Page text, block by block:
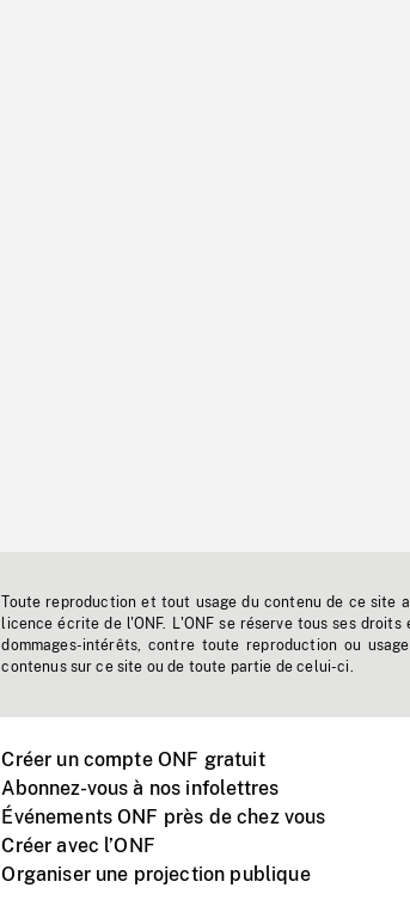
Toute reproduction et tout usage du contenu de ce site
licence écrite de l'ONF. L'ONF se réserve tous ses
dommages-intérêts, contre toute reproduction ou
contenus sur ce site ou de toute partie de celui-ci.
Créer un compte ONF gratuit
Abonnez-vous à nos infolettres
Événements ONF près de chez vous
Créer avec l’ONF
Organiser une projection publique